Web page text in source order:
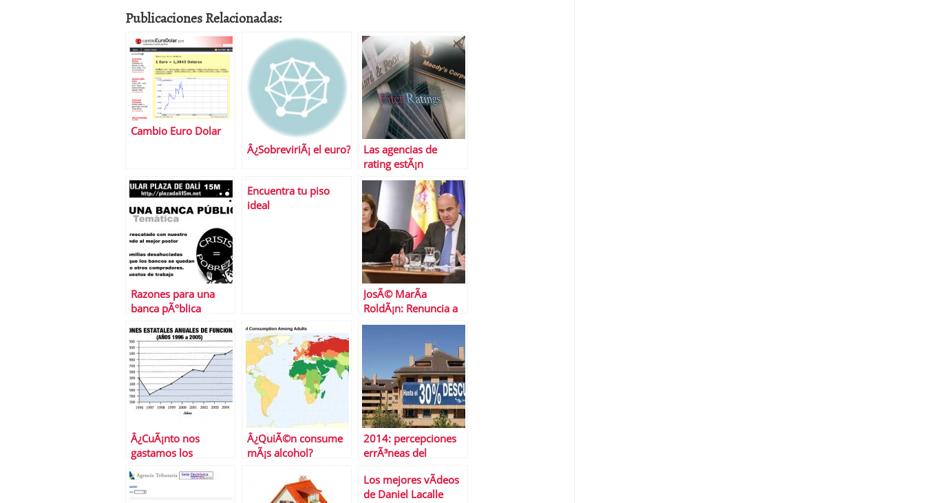
Publicaciones Relacionadas:
Cambio Euro Dolar
Â¿SobreviriÃ¡ el euro?
Las agencias de
rating estÃ¡n
retrasando la salida
de la crisis
Razones para una
banca pÃºblica
Encuentra tu piso
ideal
JosÃ© MarÃ­a
RoldÃ¡n: Renuncia a
la presidencia de AEB
Â¿CuÃ¡nto nos
gastamos los
espaÃ±oles en unas
elecciones?
Â¿QuiÃ©n consume
mÃ¡s alcohol?
2014: percepciones
errÃ³neas del
Los mejores vÃ­deos
de Daniel Lacalle